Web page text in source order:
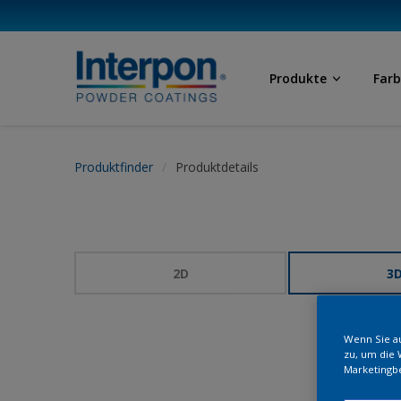
Produkte
Produktfinder Produktdetails
2D 3D
Wenn Sie
zu, um die